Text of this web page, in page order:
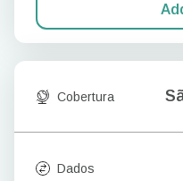
Cobertura
Dados